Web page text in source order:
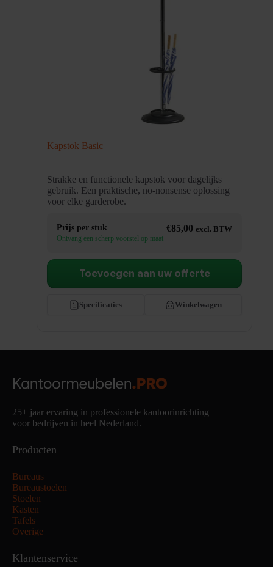
Kapstok Basic
Strakke en functionele kapstok voor dagelijks
gebruik. Een praktische, no-nonsense oplossing
voor elke garderobe.
Prijs per stuk €85,00 excl. BTW
Ontvang een scherp voorstel op maat
Specificaties Winkelwagen
Toevoegen aan uw offerte
25+ jaar ervaring in professionele kantoorinrichting
voor bedrijven in heel Nederland.
Producten
Bureaus
Bureaustoelen
Stoelen
Kasten
Tafels
Overige
Klantenservice